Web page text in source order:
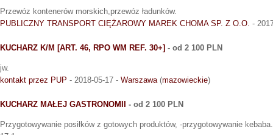
Przewóz kontenerów morskich,przewóz ładunków.
PUBLICZNY TRANSPORT CIĘŻAROWY MAREK CHOMA SP. Z O.O. -
KUCHARZ K/M [ART. 46, RPO WM REF. 30+] - od 2 100 PLN
jw.
kontakt przez PUP - 2018-05-17 - Warszawa (mazowieckie)
KUCHARZ MAŁEJ GASTRONOMII - od 2 100 PLN
Przygotowywanie posiłków z gotowych produktów, -przygotowywanie